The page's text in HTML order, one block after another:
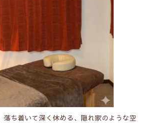
落ち着いて深く休める、隠れ家のような空